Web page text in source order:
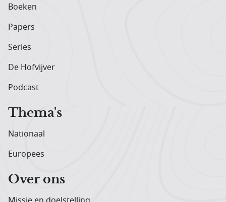
Boeken
Papers
Series
De Hofvijver
Podcast
Thema's
Nationaal
Europees
Over ons